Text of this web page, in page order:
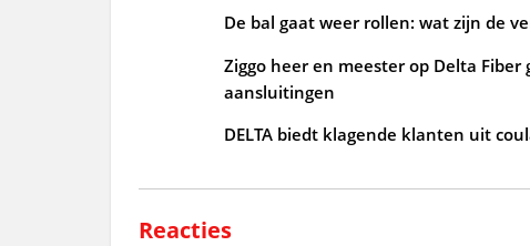
De bal gaat weer rollen: wat zijn de
Ziggo heer en meester op Delta Fiber
aansluitingen
DELTA biedt klagende klanten uit
Reacties